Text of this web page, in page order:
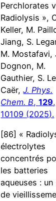
Perchlorates
Radiolysis »,
Keller, M.
Jiang, S.
M. Mostafavi,
Dognon, M.
Gauthier, S. Le
Caër,J. Phys.
Chem. B,129,
10109 (2025).
[86] «
électrolytes
concentrés
les batteries
aqueuses :
de